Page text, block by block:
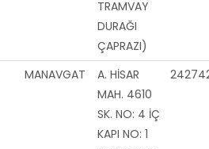
TRAMVAY
DURAĞI
ÇAPRAZI)
MANAVGAT
A. HİSAR
MAH. 4610
SK. NO: 4 İÇ
KAPI NO: 1